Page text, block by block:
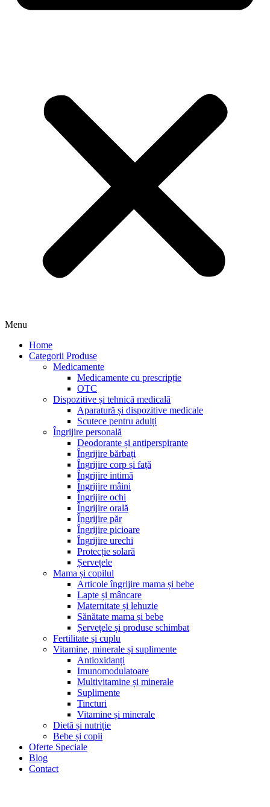
Menu
Home
Categorii Produse
Medicamente
Medicamente cu prescripție
OTC
Dispozitive și tehnică medicală
Aparatură și dispozitive medicale
Scutece pentru adulți
Îngrijire personală
Deodorante și antiperspirante
Îngrijire bărbați
Îngrijire corp și față
Îngrijire intimă
Îngrijire mâini
Îngrijire ochi
Îngrijire orală
Îngrijire păr
Îngrijire picioare
Îngrijire urechi
Protecție solară
Șervețele
Mama și copilul
Articole îngrijire mama și bebe
Lapte și mâncare
Maternitate și lehuzie
Sănătate mama și bebe
Șervețele și produse schimbat
Fertilitate și cuplu
Vitamine, minerale și suplimente
Antioxidanți
Imunomodulatoare
Multivitamine și minerale
Suplimente
Tincturi
Vitamine și minerale
Dietă și nutriție
Bebe și copii
Oferte Speciale
Blog
Contact